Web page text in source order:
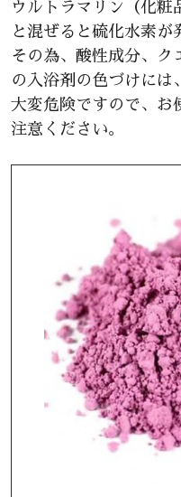
ウルトラマリン（化粧
と混ぜると硫化水素が
その為、酸性成分、ク
の入浴剤の色づけには、
大変危険ですので、お
注意ください。